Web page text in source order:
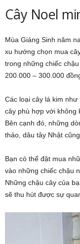
Cây Noel
Mùa Giáng Sinh năm
xu hướng chọn mua
trong những chiếc
200.000 – 300.000
Các loại cây lá kim
cây phù hợp với không
Bên cạnh đó, những
thảo, dâu tây Nhật
Bạn có thể đặt mua
vào những chiếc chậu
Những chậu cây của
sẽ thu hút được sự